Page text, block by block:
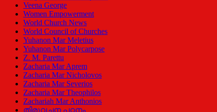
Veena George
Women Empowerment
World Church News
World Council of Churches
Yuhanon Mar Meletius
Yuhanon Mar Polycarpose
Z. M. Parettu
Zacharia Mar Aprem
Zacharia Mar Nicholovos
Zacharia Mar Severios
Zacharia Mar Theophilos
Zachariah Mar Anthonios
തിരുവചന പഠനം